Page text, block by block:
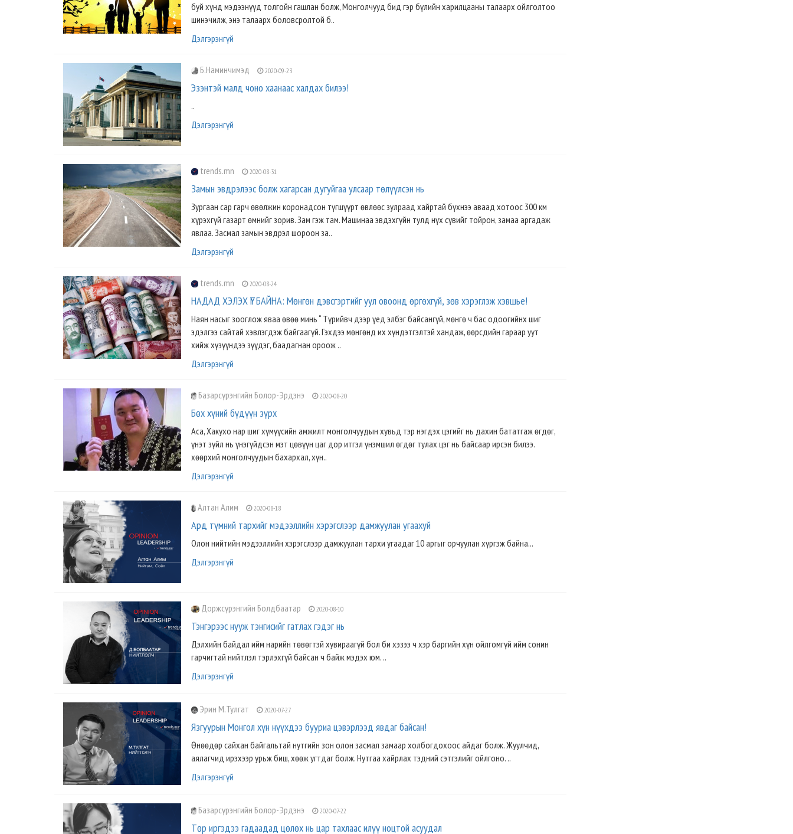
буй хүнд мэдээнүүд толгойн гашлан болж, Монголчууд бид гэр бүлийн харилцааны талаарх ойлголтоо
шинэчилж, энэ талаарх боловсролтой б..
Дэлгэрэнгүй
Б.Наминчимэд 2020-09-23
Эзэнтэй малд чоно хаанаас халдах билээ!
..
Дэлгэрэнгүй
trends.mn 2020-08-31
Замын эвдрэлээс болж хагарсан дугуйгаа улсаар төлүүлсэн нь
Зургаан сар гарч өвөлжин коронадсон түгшүүрт өвлөөс зулраад хайртай бүхнээ аваад хотоос 300 км
хүрэхгүй газарт өмнийг зорив. Зам гэж там. Машинаа эвдэхгүйн тулд нүх сүвийг тойрон, замаа аргадаж
явлаа. Засмал замын эвдрэл шороон за..
Дэлгэрэнгүй
trends.mn 2020-08-24
НАДАД ХЭЛЭХ ҮГ БАЙНА: Мөнгөн дэвсгэртийг уул овоонд өргөхгүй, зөв хэрэглэж хэвшье!
Наян насыг зооглож яваа өвөө минь “ Түрийвч дээр үед элбэг байсангүй, мөнгө ч бас одоогийнх шиг
эдэлгээ сайтай хэвлэгдэж байгаагүй. Гэхдээ мөнгөнд их хүндэтгэлтэй хандаж, өөрсдийн гараар уут
хийж хүзүүндээ зүүдэг, баадагнан ороож ..
Дэлгэрэнгүй
Базарсүрэнгийн Болор-Эрдэнэ 2020-08-20
Бөх хүний бүдүүн зүрх
Аса, Хакухо нар шиг хүмүүсийн амжилт монголчуудын хувьд тэр нэгдэх цэгийг нь дахин бататгаж өгдөг,
үнэт зүйл нь үнэгүйдсэн мэт цөвүүн цаг дор итгэл үнэмшил өгдөг тулах цэг нь байсаар ирсэн билээ.
хөөрхий монголчуудын бахархал, хүн..
Дэлгэрэнгүй
Алтан Алим 2020-08-18
Ард түмний тархийг мэдээллийн хэрэгслээр дамжуулан угаахуй
Олон нийтийн мэдээллийн хэрэгслээр дамжуулан тархи угаадаг 10 аргыг орчуулан хүргэж байна...
Дэлгэрэнгүй
Доржсүрэнгийн Болдбаатар 2020-08-10
Тэнгэрээс нууж тэнгисийг гатлах гэдэг нь
Дэлхийн байдал ийм нарийн төвөгтэй хувираагүй бол би хэзээ ч хэр баргийн хүн ойлгомгүй ийм сонин
гарчигтай нийтлэл тэрлэхгүй байсан ч байж мэдэх юм. ..
Дэлгэрэнгүй
Эрин М.Тулгат 2020-07-27
Язгуурын Монгол хүн нүүхдээ бууриа цэвэрлээд явдаг байсан!
Өнөөдөр сайхан байгальтай нутгийн зон олон засмал замаар холбогдохоос айдаг болж. Жуулчид,
аялагчид ирэхээр урьж биш, хөөж угтдаг болж. Нутгаа хайрлах тэдний сэтгэлийг ойлгоно. ..
Дэлгэрэнгүй
Базарсүрэнгийн Болор-Эрдэнэ 2020-07-22
Төр иргэдээ гадаадад цөлөх нь цар тахлаас илүү ноцтой асуудал